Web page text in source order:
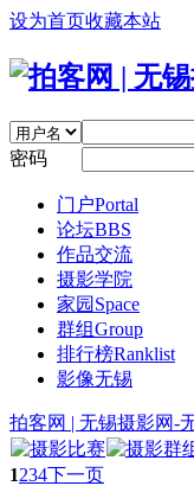
设为首页收藏本站
密码
门户Portal
论坛BBS
作品交流
摄影学院
家园 Space
群组Group
排行榜Ranklist
影像无锡
拍客网 | 无锡摄影网-
1234下一页